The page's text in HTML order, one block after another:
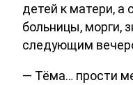
детей к матери,
больницы, морги,
следующим
— Тёма… прости